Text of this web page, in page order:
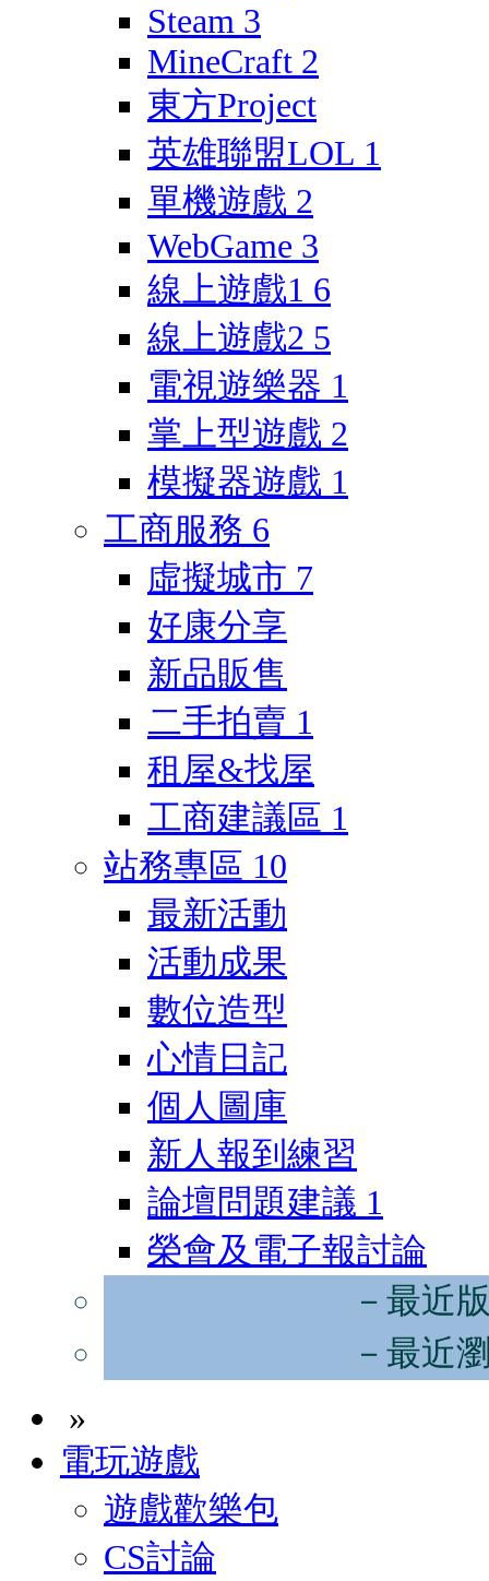
Steam 3
MineCraft 2
東方Project
英雄聯盟LOL 1
單機遊戲 2
WebGame 3
線上遊戲1 6
線上遊戲2 5
電視遊樂器 1
掌上型遊戲 2
模擬器遊戲 1
工商服務 6
虛擬城市 7
好康分享
新品販售
二手拍賣 1
租屋&找屋
工商建議區 1
站務專區 10
最新活動
活動成果
數位造型
心情日記
個人圖庫
新人報到練習
論壇問題建議 1
榮會及電子報討論
－最近
－最近
»
電玩遊戲
遊戲歡樂包
CS討論